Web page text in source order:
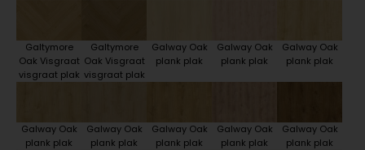
Galtymore
Oak Visgraat
visgraat plak
Galtymore
Oak Visgraat
visgraat plak
Galway Oak
plank plak
Galway Oak
plank plak
Galway Oak
plank plak
Galway Oak
plank plak
Galway Oak
plank plak
Galway Oak
plank plak
Galway Oak
plank plak
Galway Oak
plank plak